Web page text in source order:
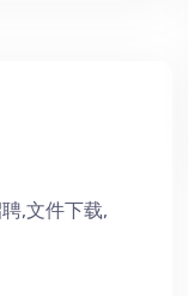
,文件下载,